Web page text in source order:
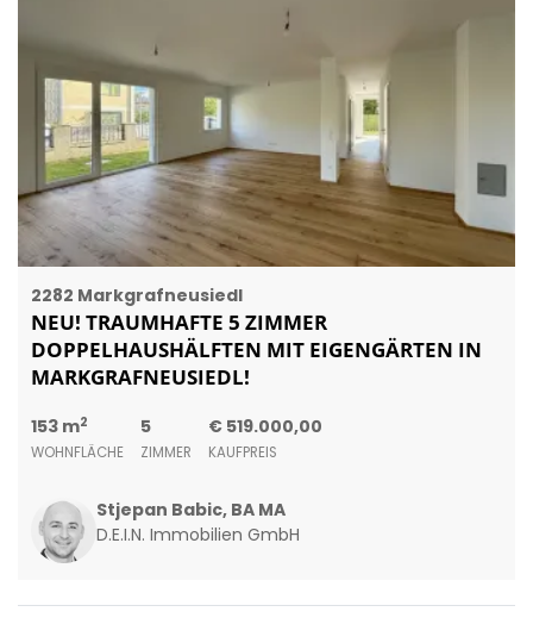
2282 Markgrafneusiedl
NEU! TRAUMHAFTE 5 ZIMMER
DOPPELHAUSHÄLFTEN MIT EIGENGÄRTEN IN
MARKGRAFNEUSIEDL!
153 m2
WOHNFLÄCHE
5
ZIMMER
€ 519.000,00
KAUFPREIS
Stjepan Babic, BA MA
D.E.I.N. Immobilien GmbH